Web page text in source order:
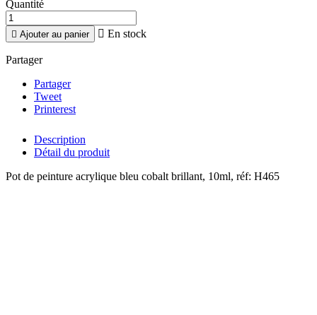
Quantité
 Ajouter au panier  En stock
Partager
Partager
Tweet
Printerest
Description
Détail du produit
Pot de peinture acrylique bleu cobalt brillant, 10ml, réf: H465